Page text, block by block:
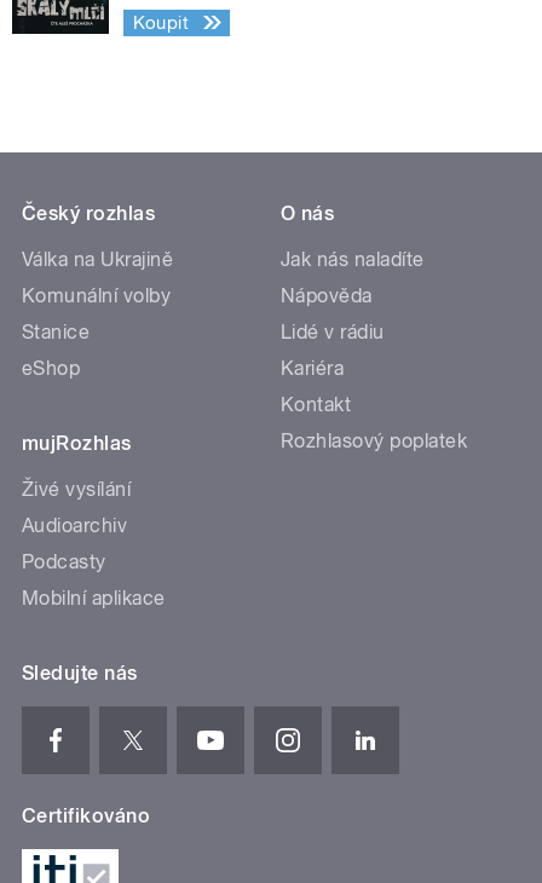
Koupit
Český rozhlas
Válka na Ukrajině
Komunální volby
Stanice
eShop
mujRozhlas
Živé vysílání
Audioarchiv
Podcasty
Mobilní aplikace
O nás
Jak nás naladíte
Nápověda
Lidé v rádiu
Kariéra
Kontakt
Rozhlasový poplatek
Sledujte nás
Certifikováno